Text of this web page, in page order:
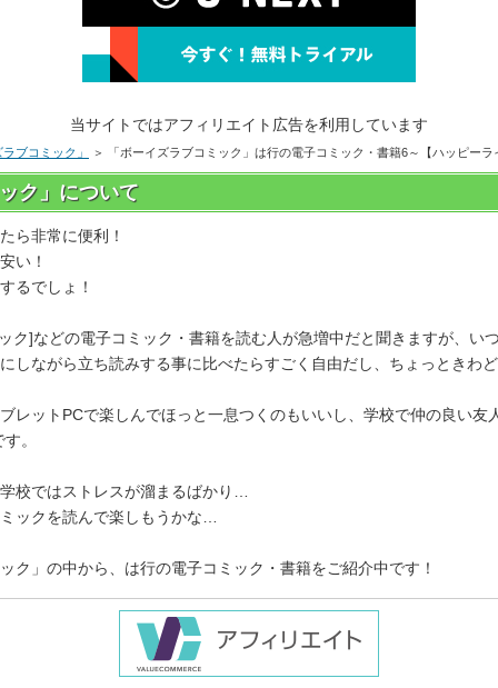
当サイトではアフィリエイト広告を利用しています
ラブコミック」 ＞ 「ボーイズラブコミック」は行の電子コミック・書籍6～【ハッピーラ
ク」について
ら非常に便利！
い！
るでしょ！
]などの電子コミック・書籍を読む人が急増中だと聞きますが、い
しながら立ち読みする事に比べたらすごく自由だし、ちょっとき
レットPCで楽しんでほっと一息つくのもいいし、学校で仲の良い
。
校ではストレスが溜まるばかり…
ックを読んで楽しもうかな…
」の中から、は行の電子コミック・書籍をご紹介中です！